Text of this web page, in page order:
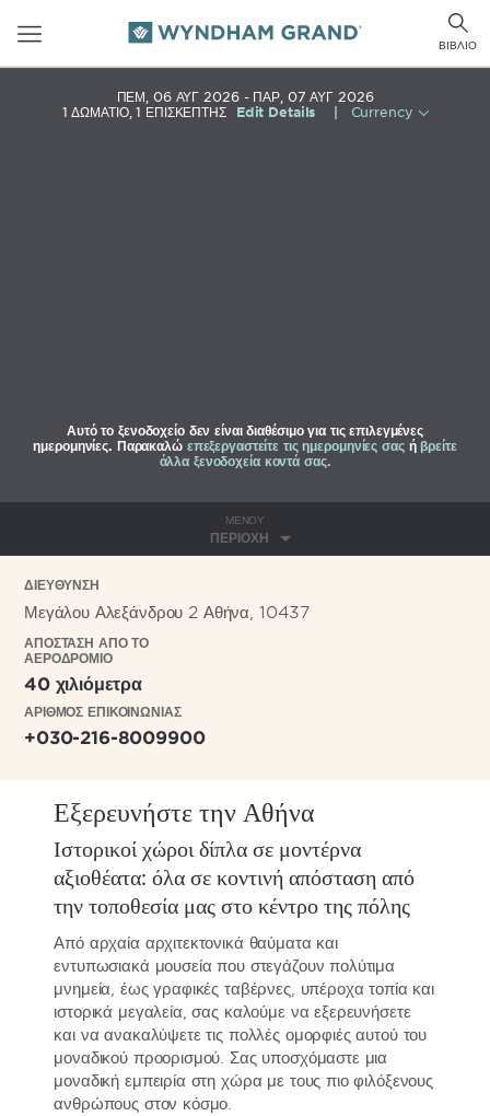
Toggle
navigation
ΒΙΒΛΊΟ
ΠΕΜ, 06 ΑΥΓ 2026
ΠΑΡ, 07 ΑΥΓ 2026
1 ΔΩΜΆΤΙΟ,1 ΕΠΙΣΚΈΠΤΗΣ Edit Details Currency
Αυτό το ξενοδοχείο δεν είναι διαθέσιμο για τις επιλεγμένες
ημερομηνίες. Παρακαλώ επεξεργαστείτε τις ημερομηνίες σαςήβρείτε
άλλα ξενοδοχεία κοντά σας.
ΜΕΝΟΎ
ΠΕΡΙΟΧΉ
ΔΙΕΥΘΥΝΣΗ
Μεγάλου Αλεξάνδρου 2 Αθήνα, 10437
ΑΠΟΣΤΑΣΗ ΑΠΟ ΤΟ
ΑΕΡΟΔΡΟΜΙΟ
40 χιλιόμετρα
ΑΡΙΘΜΟΣ ΕΠΙΚΟΙΝΩΝΙΑΣ
+030-216-8009900
Εξερευνήστε την Αθήνα
Ιστορικοί χώροι δίπλα σε μοντέρνα
αξιοθέατα: όλα σε κοντινή απόσταση από
την τοποθεσία μας στο κέντρο της πόλης
Από αρχαία αρχιτεκτονικά θαύματα και
εντυπωσιακά μουσεία που στεγάζουν πολύτιμα
μνημεία, έως γραφικές ταβέρνες, υπέροχα τοπία και
ιστορικά μεγαλεία, σας καλούμε να εξερευνήσετε
και να ανακαλύψετε τις πολλές ομορφιές αυτού του
μοναδικού προορισμού. Σας υποσχόμαστε μια
μοναδική εμπειρία στη χώρα με τους πιο φιλόξενους
ανθρώπους στον κόσμο.